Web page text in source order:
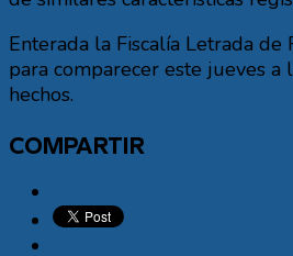
Enterada la Fiscalía Letrada
para comparecer este jueves a
hechos.
COMPARTIR